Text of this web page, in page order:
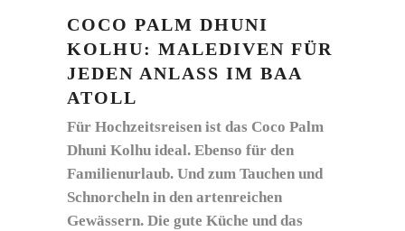
COCO PALM DHUNI
KOLHU: MALEDIVEN FÜR
JEDEN ANLASS IM BAA
ATOLL
Für Hochzeitsreisen ist das Coco Palm
Dhuni Kolhu ideal. Ebenso für den
Familienurlaub. Und zum Tauchen und
Schnorcheln in den artenreichen
Gewässern. Die gute Küche und das